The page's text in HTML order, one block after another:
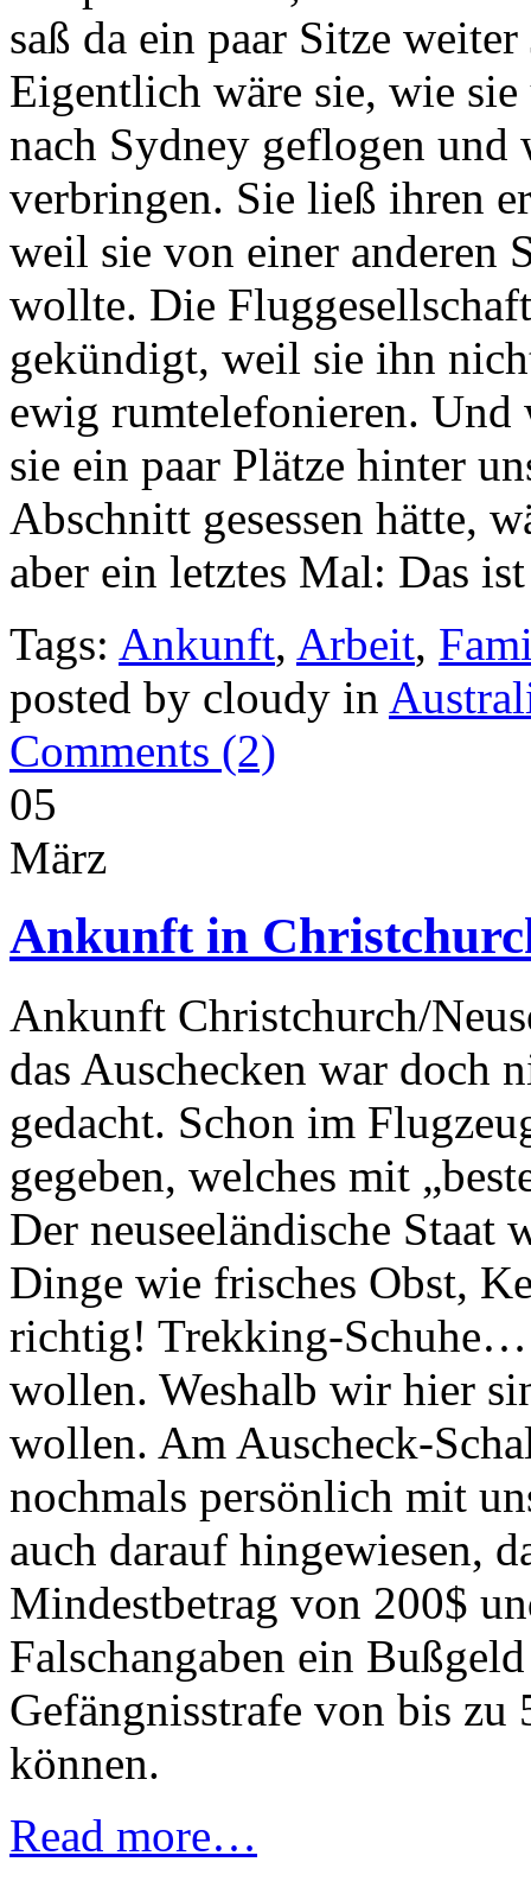
saß da ein paar Sitze
Eigentlich wäre sie, wie
nach Sydney geflogen und
verbringen. Sie ließ ihren
weil sie von einer anderen
wollte. Die
gekündigt, weil sie ihn
ewig rumtelefonieren.
sie ein paar Plätze hinter
Abschnitt gesessen hätte,
aber ein letztes Mal: Das
Tags: Ankunft, Arbeit,
posted by cloudy in
Comments (2)
05
März
Ankunft in
Ankunft Christchurch/
das Auschecken war doch
gedacht. Schon im
gegeben, welches mit
Der neuseeländische
Dinge wie frisches Obst,
richtig! Trekking-Schuhe…
wollen. Weshalb wir hier
wollen. Am Auscheck-
nochmals persönlich mit
auch darauf hingewiesen,
Mindestbetrag von 200$
Falschangaben ein
Gefängnisstrafe von bis zu
können.
Read more…